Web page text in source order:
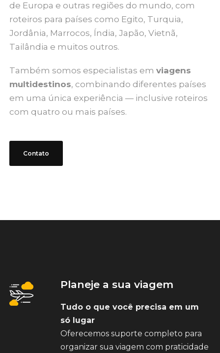
de Europa e outras regiões do mundo, com
roteiros para países como Egito, Turquia,
Jordânia, Marrocos, Índia, Japão, Vietnã,
Tailândia e muitos outros.
Também somos especialistas em viagens
multidestinos, combinando diferentes países
em uma única experiência — inclusive roteiros
com quatro ou mais países.
Contato
Planeje a sua viagem
Tudo o que você precisa em um
só lugar
Oferecemos suporte completo para
organizar sua viagem com praticidade